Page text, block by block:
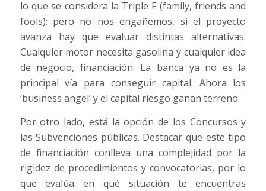
lo que se considera la Triple F (family, friends and
fools); pero no nos engañemos, si el proyecto
avanza hay que evaluar distintas alternativas.
Cualquier motor necesita gasolina y cualquier idea
de negocio, financiación. La banca ya no es la
principal vía para conseguir capital. Ahora los
‘business angel’ y el capital riesgo ganan terreno.
Por otro lado, está la opción de los Concursos y
las Subvenciones públicas. Destacar que este tipo
de financiación conlleva una complejidad por la
rigidez de procedimientos y convocatorias, por lo
que evalúa en qué situación te encuentras